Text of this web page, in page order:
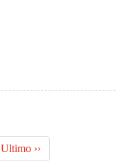
Ultimo ››